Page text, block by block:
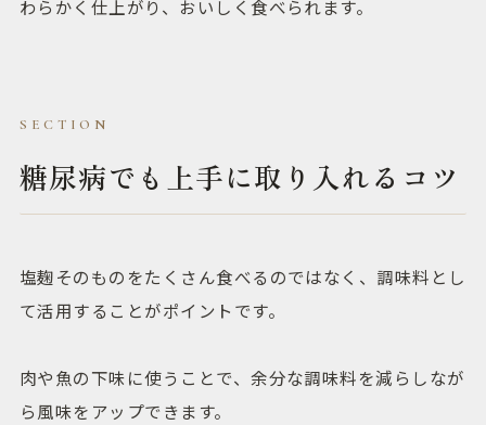
わらかく仕上がり、おいしく食べられます。
糖尿病でも上手に取り入れるコツ
塩麹そのものをたくさん食べるのではなく、調味料とし
て活用することがポイントです。
肉や魚の下味に使うことで、余分な調味料を減らしなが
ら風味をアップできます。